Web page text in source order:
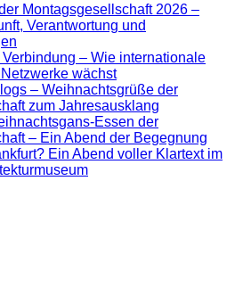
Montagsgesellschaft 2026 –
Verantwortung und
Verbindung – Wie internationale
wächst
– Weihnachtsgrüße der
zum Jahresausklang
Essen der
– Ein Abend der Begegnung
Ein Abend voller Klartext im